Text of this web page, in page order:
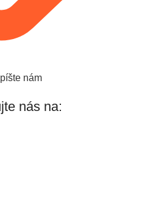
nám
nás na: